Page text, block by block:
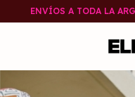
ENVÍOS A TODA LA